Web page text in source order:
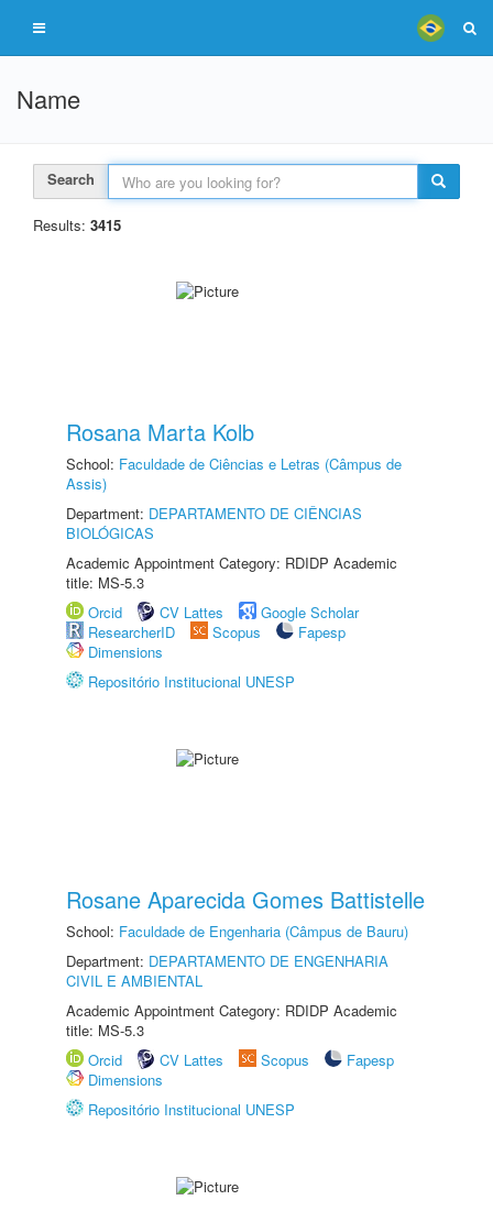
Name
Search
Results: 3415
Rosana Marta Kolb
School: Faculdade de Ciências e Letras (Câmpus de
Assis)
Department: DEPARTAMENTO DE CIÊNCIAS
BIOLÓGICAS
Academic Appointment Category: RDIDP Academic
title: MS-5.3
Orcid
CV Lattes
Google Scholar
ResearcherID
Scopus
Fapesp
Dimensions
Repositório Institucional UNESP
Rosane Aparecida Gomes Battistelle
School: Faculdade de Engenharia (Câmpus de Bauru)
Department: DEPARTAMENTO DE ENGENHARIA
CIVIL E AMBIENTAL
Academic Appointment Category: RDIDP Academic
title: MS-5.3
Orcid
CV Lattes Scopus
Fapesp
Dimensions
Repositório Institucional UNESP